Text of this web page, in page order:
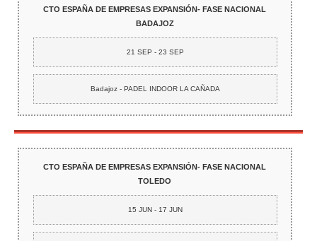
CTO ESPAÑA DE EMPRESAS EXPANSIÓN- FASE NACIONAL
BADAJOZ
21 SEP - 23 SEP
Badajoz - PADEL INDOOR LA CAÑADA
CTO ESPAÑA DE EMPRESAS EXPANSIÓN- FASE NACIONAL
TOLEDO
15 JUN - 17 JUN